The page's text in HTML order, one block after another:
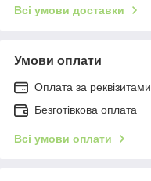
Всі умови доставки
Умови оплати
Оплата за реквізитами
Безготівкова оплата
Всі умови оплати